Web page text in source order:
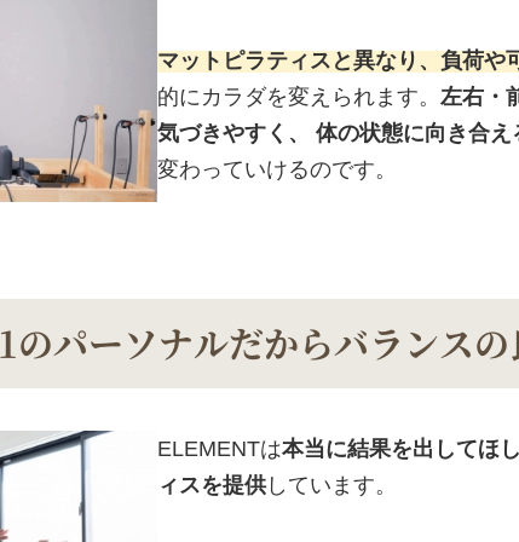
マットピラティスと異なり、負荷や
的にカラダを変えられます。 左右・
気づきやすく、 体の状態に向き合え
変わっていけるのです。
のパーソナルだからバランス
ELEMENTは本当に結果を出してほ
ィスを提供しています。